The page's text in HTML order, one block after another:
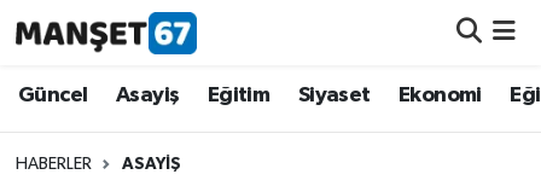
Güncel Asayiş Eğitim Siyaset Ekonomi
HABERLER ASAYIŞ
Güncel
Asayiş